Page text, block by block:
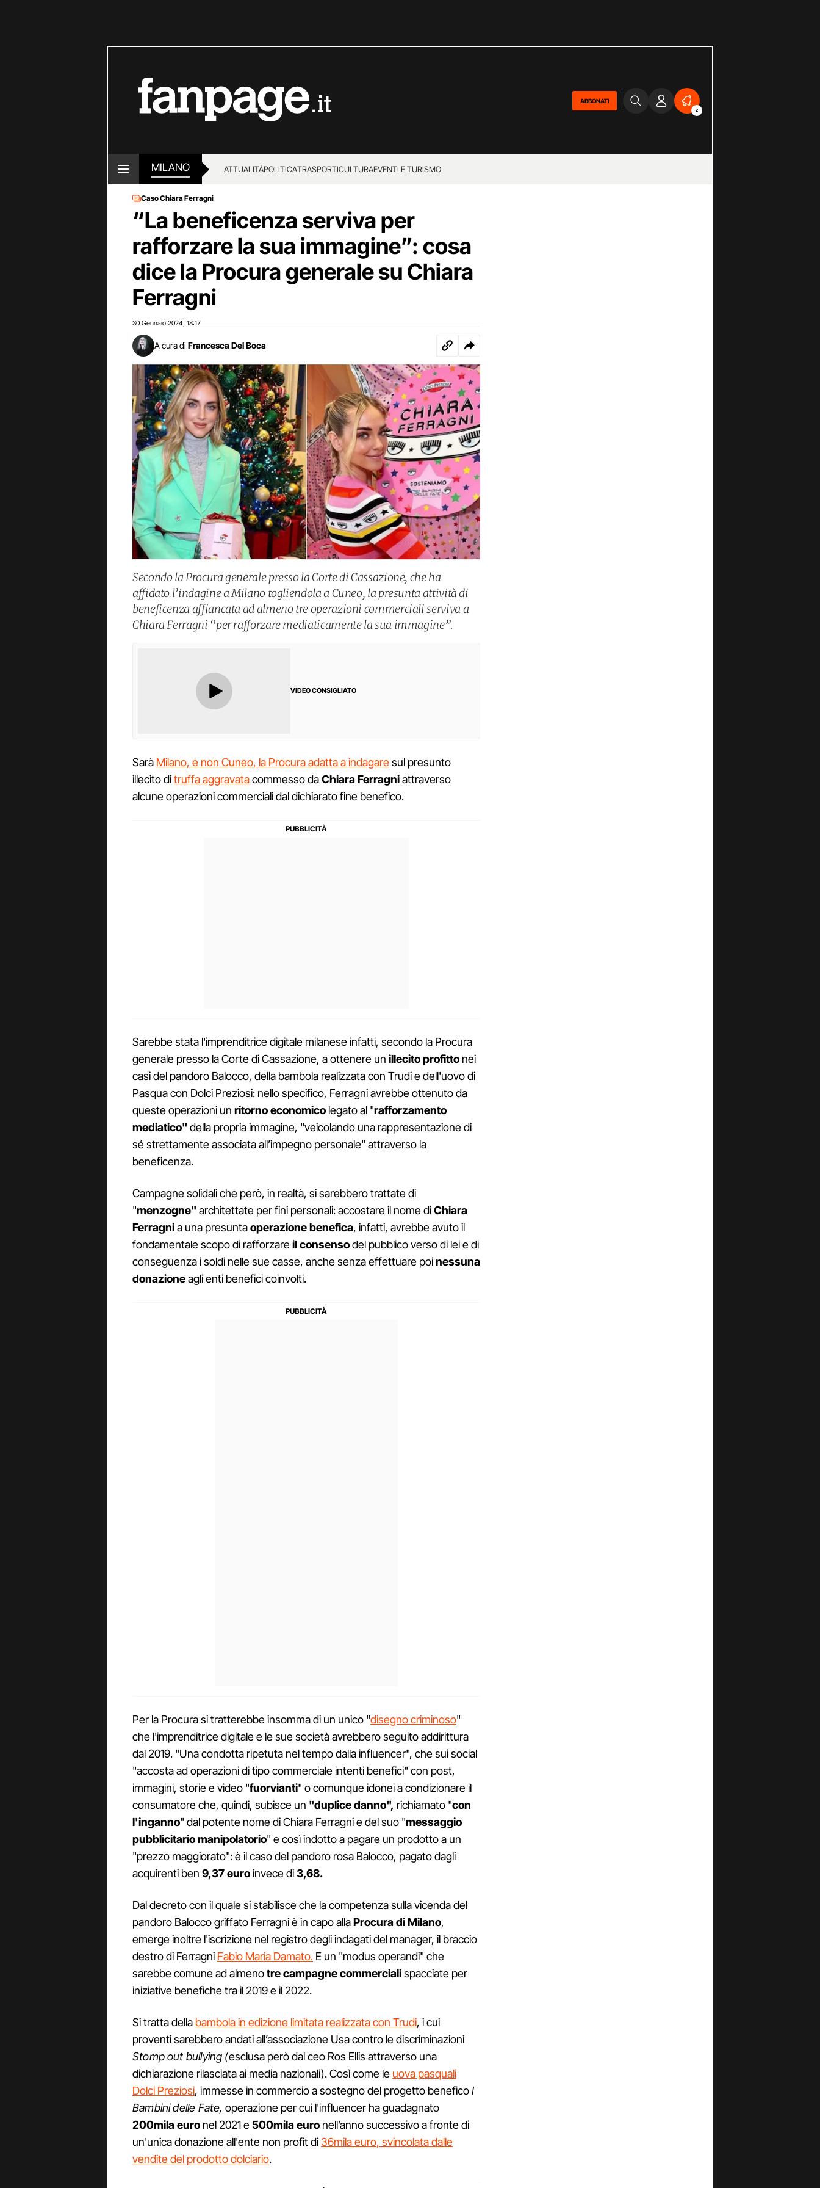
ABBONATI
2
MILANO ATTUALITÀPOLITICATRASPORTICULTURAEVENTI E TURISMO
Caso Chiara Ferragni
“La beneficenza serviva per
rafforzare la sua immagine”: cosa
dice la Procura generale su Chiara
Ferragni
30 Gennaio 2024 18:17
A cura di Francesca Del Boca
Secondo la Procura generale presso la Corte di Cassazione, che ha
affidato l’indagine a Milano togliendola a Cuneo, la presunta attività di
beneficenza affiancata ad almeno tre operazioni commerciali serviva a
Chiara Ferragni “per rafforzare mediaticamente la sua immagine”.
VIDEO CONSIGLIATO
Sarà Milano, e non Cuneo, la Procura adatta a indagaresul presunto
illecito ditruffa aggravatacommesso daChiara Ferragniattraverso
alcune operazioni commerciali dal dichiarato fine benefico.
Sarebbe stata l'imprenditrice digitale milanese infatti, secondo la Procura
generale presso la Corte di Cassazione, a ottenere un illecito profitto nei
casi del pandoro Balocco, della bambola realizzata con Trudi e dell'uovo di
Pasqua con Dolci Preziosi: nello specifico, Ferragni avrebbe ottenuto da
queste operazioni un ritornoeconomico legato al "rafforzamento
mediatico" della propria immagine, "veicolando una rappresentazione di
sé strettamente associata all’impegno personale" attraverso la
beneficenza.
Campagne solidali che però, in realtà, si sarebbero trattate di
"menzogne" architettate per fini personali: accostare il nome diChiara
Ferragnia una presuntaoperazione benefica, infatti, avrebbe avuto il
fondamentale scopo di rafforzareil consensodel pubblico verso di lei e di
conseguenza i soldi nelle sue casse, anche senza effettuare poinessuna
donazioneagli enti benefici coinvolti.
Per la Procura si tratterebbe insomma di un unico "disegno criminoso"
che l'imprenditrice digitale e le sue società avrebbero seguito addirittura
dal 2019. "Una condotta ripetuta nel tempo dalla influencer", che sui social
"accosta ad operazioni di tipo commerciale intenti benefici" con post,
immagini, storie e video "fuorvianti" o comunque idonei a condizionare il
consumatore che, quindi, subisce un "duplice danno", richiamato "con
l'inganno" dal potente nome di Chiara Ferragni e del suo "messaggio
pubblicitario manipolatorio" e così indotto a pagare un prodotto a un
"prezzo maggiorato": è il caso del pandoro rosa Balocco, pagato dagli
acquirenti ben 9,37 euroinvece di3,68.
Dal decreto con il quale si stabilisce che la competenza sulla vicenda del
pandoro Balocco griffato Ferragni è in capo allaProcura di Milano,
emerge inoltre l'iscrizione nel registro degli indagati del manager, il braccio
destro di Ferragni Fabio Maria Damato. E un "modus operandi" che
sarebbe comune ad almenotre campagne commercialispacciate per
iniziative benefiche tra il 2019 e il 2022.
Si tratta della bambola in edizione limitata realizzata con Trudi, i cui
proventi sarebbero andati all’associazione Usa contro le discriminazioni
Stomp out bullying (esclusa però dal ceo Ros Ellis attraverso una
dichiarazione rilasciata ai media nazionali). Così come le uova pasquali
Dolci Preziosi, immesse in commercio a sostegno del progetto beneficoI
Bambini delle Fate, operazione per cui l'influencer ha guadagnato
200mila euro nel 2021 e 500mila euro nell’anno successivo a fronte di
un'unica donazione all'ente non profit di 36mila euro, svincolata dalle
vendite del prodotto dolciario.